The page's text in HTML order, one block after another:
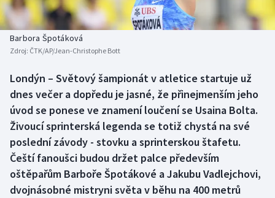
Basketbal
Biatlon
Box
Curling
Dostihy
Florbal
Historické návraty
Aplikace ČT sport
Barbora Špotáková
Zdroj: ČTK/AP/Jean-Christophe Bott
Londýn – Světový šampionát v atletice startuje už
dnes večer a dopředu je jasné, že přinejmenším jeho
úvod se ponese ve znamení loučení se Usaina Bolta.
Živoucí sprinterská legenda se totiž chystá na své
poslední závody - stovku a sprinterskou štafetu.
Čeští fanoušci budou držet palce především
oštěpařům Barboře Špotákové a Jakubu Vadlejchovi,
dvojnásobné mistryni světa v běhu na 400 metrů